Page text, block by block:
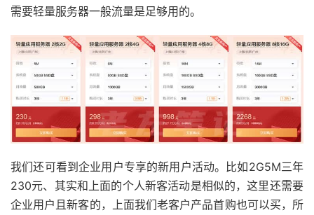
需要轻量服务器一般流量是足够用的。
我们还可看到企业用户专享的新用户活动。比如2G5M三年
230元、其实和上面的个人新客活动是相似的，这里还需要
企业用户且新客的，上面我们老客户产品首购也可以买，所